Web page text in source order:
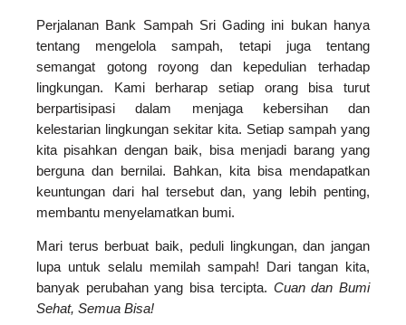
Perjalanan Bank Sampah Sri Gading ini bukan hanya
tentang mengelola sampah, tetapi juga tentang
semangat gotong royong dan kepedulian terhadap
lingkungan. Kami berharap setiap orang bisa turut
berpartisipasi dalam menjaga kebersihan dan
kelestarian lingkungan sekitar kita. Setiap sampah yang
kita pisahkan dengan baik, bisa menjadi barang yang
berguna dan bernilai. Bahkan, kita bisa mendapatkan
keuntungan dari hal tersebut dan, yang lebih penting,
membantu menyelamatkan bumi.
Mari terus berbuat baik, peduli lingkungan, dan jangan
lupa untuk selalu memilah sampah! Dari tangan kita,
banyak perubahan yang bisa tercipta. Cuan dan Bumi
Sehat, Semua Bisa!